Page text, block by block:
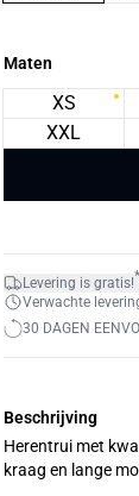
Maten
XS
XXL
Levering is gratis!*
Verwachte
30 DAGEN
Beschrijving
Herentrui met
kraag en lange